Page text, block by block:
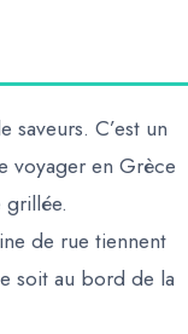
C’est un
voyager en Grèce
grillée.
de rue tiennent
soit au bord de la